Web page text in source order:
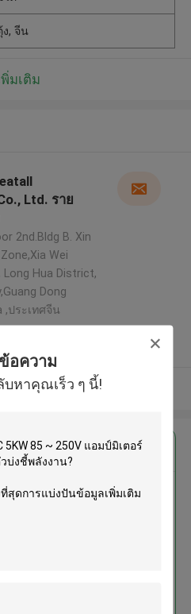
อความ
บหาคุณเร็ว ๆ นี้!
ง, จีน
พิ่มเติม
Ltd. ราย
2nd.Bldg B. Xin
Wei
Long Hua District,
Dong
,ประเทศจีน
พิ่มเติม
মূল্য পান
85 ~ 250V แอมป์มิเตอร์